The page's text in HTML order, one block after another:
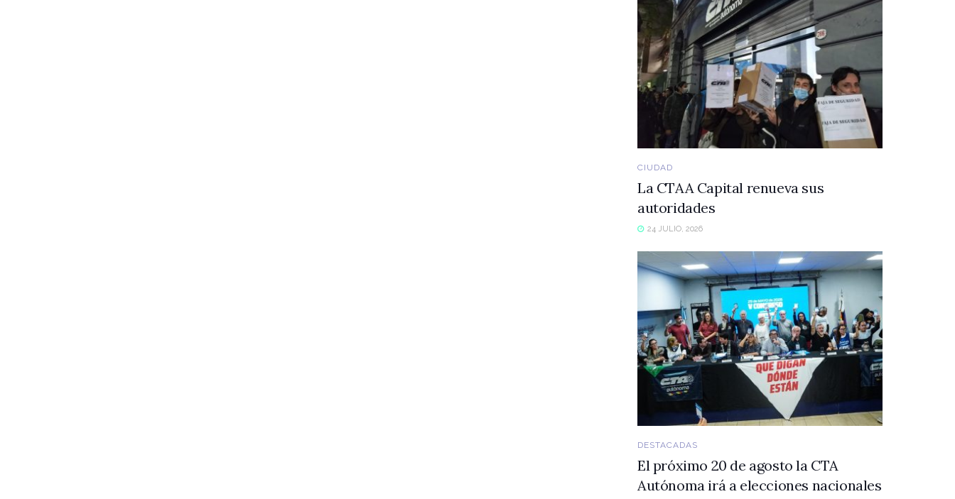
CIUDAD
La CTAA Capital renueva sus
autoridades
24 JULIO, 2026
DESTACADAS
El próximo 20 de agosto la CTA
Autónoma irá a elecciones nacionales